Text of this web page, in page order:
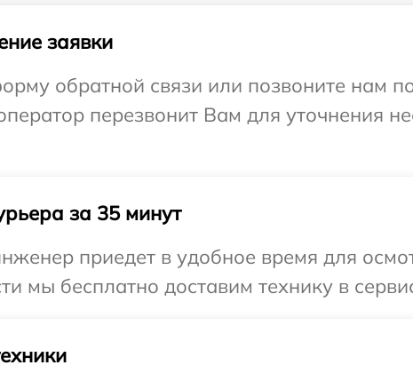
заявки
обратной связи или позвоните нам
перезвонит Вам для уточнения
за 35 минут
приедет в удобное время для
мы бесплатно доставим технику в